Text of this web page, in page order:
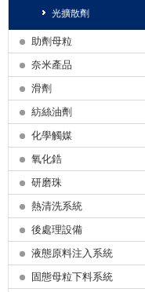
光擴散劑
助劑母粒
奈米產品
滑劑
紡絲油劑
化學觸媒
氧化鋯
研磨珠
熱清洗系統
後處理設備
液態原料注入系統
固態母粒下料系統